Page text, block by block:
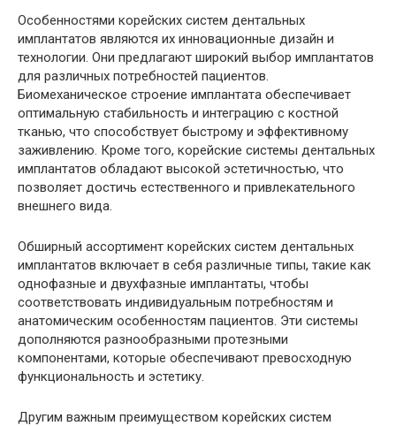
Особенностями корейских систем дентальных
имплантатов являются их инновационные дизайн и
технологии. Они предлагают широкий выбор имплантатов
для различных потребностей пациентов.
Биомеханическое строение имплантата обеспечивает
оптимальную стабильность и интеграцию с костной
тканью, что способствует быстрому и эффективному
заживлению. Кроме того, корейские системы дентальных
имплантатов обладают высокой эстетичностью, что
позволяет достичь естественного и привлекательного
внешнего вида.
Обширный ассортимент корейских систем дентальных
имплантатов включает в себя различные типы, такие как
однофазные и двухфазные имплантаты, чтобы
соответствовать индивидуальным потребностям и
анатомическим особенностям пациентов. Эти системы
дополняются разнообразными протезными
компонентами, которые обеспечивают превосходную
функциональность и эстетику.
Другим важным преимуществом корейских систем